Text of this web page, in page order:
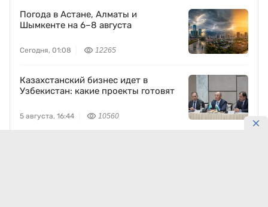
Погода в Астане, Алматы и
Шымкенте на 6–8 августа
Сегодня, 01:08 12265
Казахстанский бизнес идет в
Узбекистан: какие проекты готовят
5 августа, 16:44 10560